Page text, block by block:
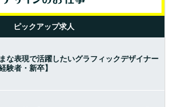
ピックアップ求人
な表現で活躍したいグラフィックデザイナー
験者・新卒】